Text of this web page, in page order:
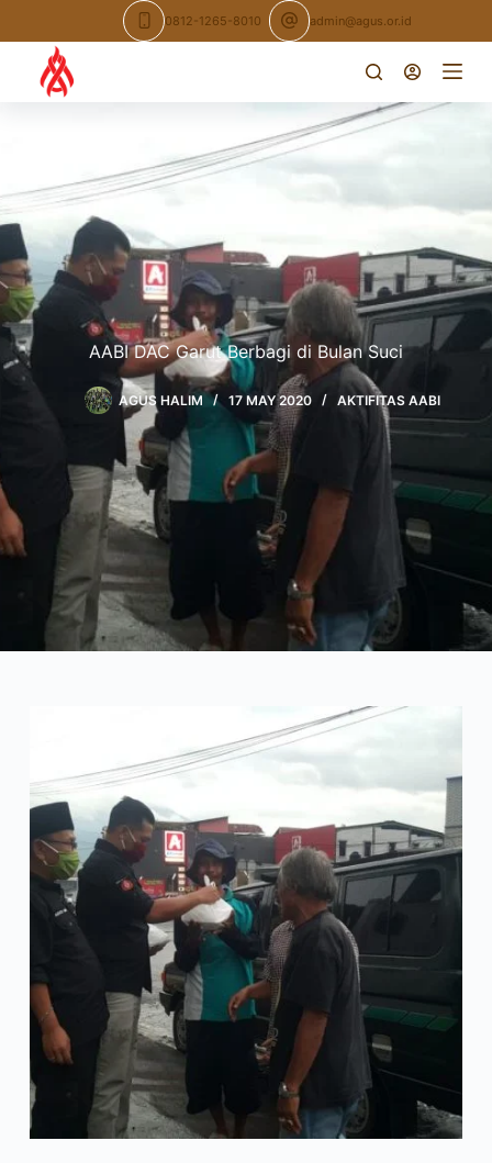
to
content
0812-1265-8010 admin@agus.or.id
AABI DAC Garut Berbagi di Bulan Suci
AGUS HALIM 17 MAY 2020 AKTIFITAS AABI